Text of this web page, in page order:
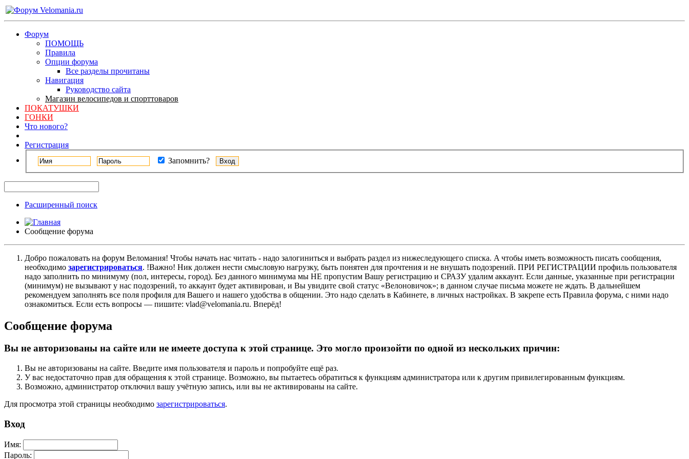
Форум
ПОМОЩЬ
Правила
Опции форума
Все разделы прочитаны
Навигация
Руководство сайта
Магазин велосипедов и спорттоваров
ПОКАТУШКИ
ГОНКИ
Что нового?
Регистрация
Запомнить?
Расширенный поиск
Сообщение форума
Добро пожаловать на форум Веломания! Чтобы начать нас читать - надо залогиниться и выбрать раздел из нижеследующего списка. A чтобы иметь возможность писать сообщения,
необходимо зарегистрироваться. !Важно! Ник должен нести смысловую нагрузку, быть понятен для прочтения и не внушать подозрений. ПРИ РЕГИСТРАЦИИ профиль пользователя
надо заполнить по минимуму (пол, интересы, город). Без данного минимума мы НЕ пропустим Вашу регистрацию и СРАЗУ удалим аккаунт. Если данные, указанные при регистрации
(минимум) не вызывают у нас подозрений, то аккаунт будет активирован, и Вы увидите свой статус «Велоновичок»; в данном случае письма можете не ждать. В дальнейшем
рекомендуем заполнять все поля профиля для Вашего и нашего удобства в общении. Это надо сделать в Кабинете, в личных настройках. В закрепе есть Правила форума, с ними надо
ознакомиться. Если есть вопросы — пишите: vlad@velomania.ru. Вперёд!
Сообщение форума
Вы не авторизованы на сайте или не имеете доступа к этой странице. Это могло произойти по одной из нескольких причин:
Вы не авторизованы на сайте. Введите имя пользователя и пароль и попробуйте ещё раз.
У вас недостаточно прав для обращения к этой странице. Возможно, вы пытаетесь обратиться к функциям администратора или к другим привилегированным функциям.
Возможно, администратор отключил вашу учётную запись, или вы не активированы на сайте.
Для просмотра этой страницы необходимо зарегистрироваться.
Вход
Имя:
Пароль: